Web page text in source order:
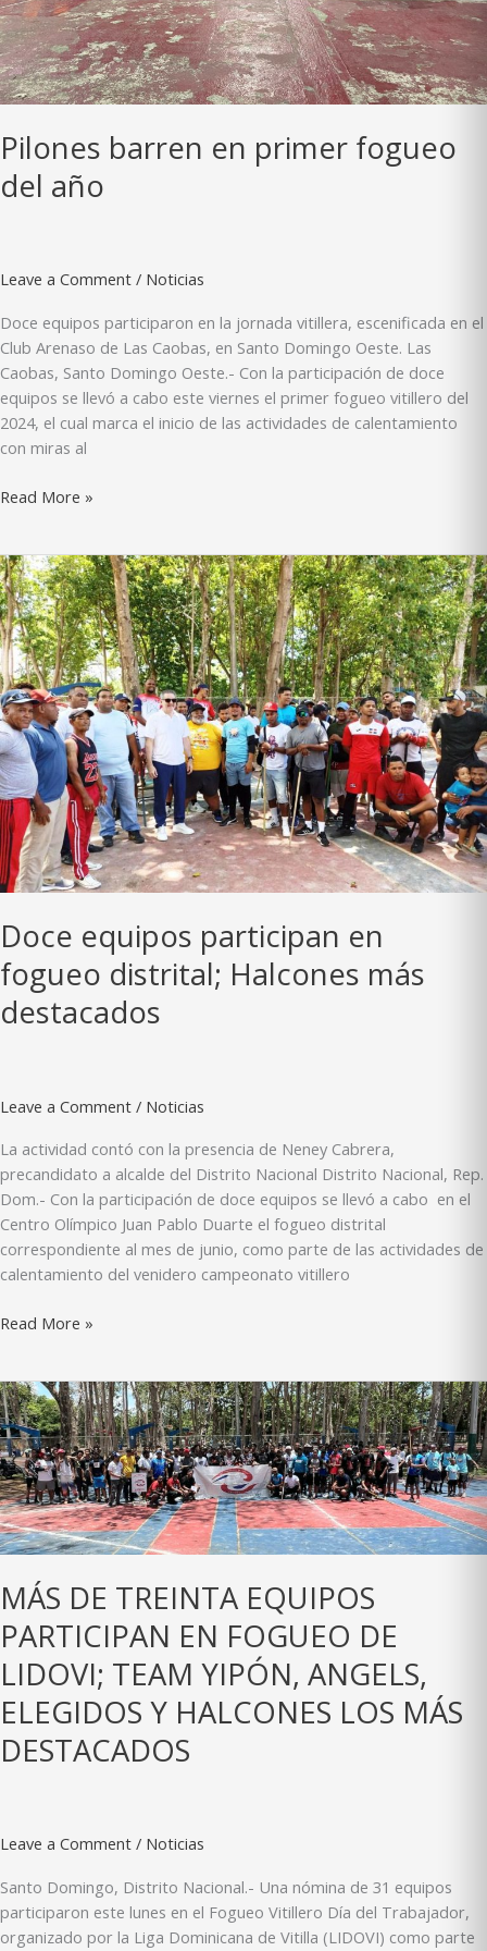
Pilones barren en primer fogueo
del año
Leave a Comment / Noticias
Doce equipos participaron en la jornada vitillera, escenificada en el
Club Arenaso de Las Caobas, en Santo Domingo Oeste. Las
Caobas, Santo Domingo Oeste.- Con la participación de doce
equipos se llevó a cabo este viernes el primer fogueo vitillero del
2024, el cual marca el inicio de las actividades de calentamiento
con miras al
Pilones
primer
fogueo
del
año
Read More »
Doce equipos participan en
fogueo distrital; Halcones más
destacados
Leave a Comment / Noticias
La actividad contó con la presencia de Neney Cabrera,
precandidato a alcalde del Distrito Nacional Distrito Nacional, Rep.
Dom.- Con la participación de doce equipos se llevó a cabo en el
Centro Olímpico Juan Pablo Duarte el fogueo distrital
correspondiente al mes de junio, como parte de las actividades de
calentamiento del venidero campeonato vitillero
Doce
en
fogueo
distrital;
Halcones
más
destacados
Read More »
MÁS DE TREINTA EQUIPOS
PARTICIPAN EN FOGUEO DE
LIDOVI; TEAM YIPÓN, ANGELS,
ELEGIDOS Y HALCONES LOS MÁS
DESTACADOS
Leave a Comment / Noticias
Santo Domingo, Distrito Nacional.- Una nómina de 31 equipos
participaron este lunes en el Fogueo Vitillero Día del Trabajador,
organizado por la Liga Dominicana de Vitilla (LIDOVI) como parte